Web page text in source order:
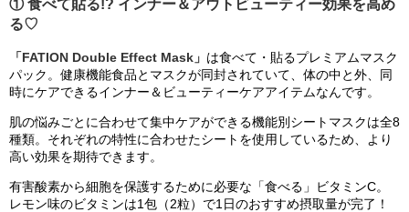
① 食べて貼る!? インナー＆アウトビューティー効果を高め
る♡
「FATION Double Effect Mask」 は食べて・貼るプレミアムマスク
パック。健康機能食品とマスクが同封されていて、体の中と外、同
時にケアできるインナー＆ビューティーケアアイテムなんです。
肌の悩みごとに合わせて集中ケアができる機能別シートマスクは全8
種類。それぞれの特性に合わせたシートを使用しているため、より
高い効果を期待できます。
有害酸素から細胞を保護するために必要な「食べる」ビタミンC。
レモン味のビタミンは1包（2粒）で1日のおすすめ摂取量が完了！